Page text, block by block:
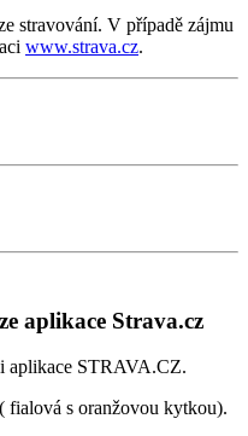
stravování. V případě zájmu
www.strava.cz.
aplikace Strava.cz
aplikace STRAVA.CZ.
fialová s oranžovou kytkou).